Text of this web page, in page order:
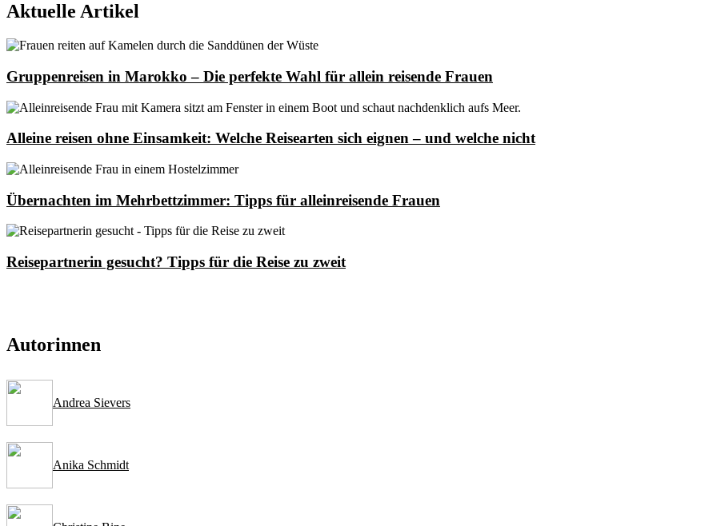
Aktuelle Artikel
Gruppenreisen in Marokko – Die perfekte Wahl für allein reisende Frauen
Alleine reisen ohne Einsamkeit: Welche Reisearten sich eignen – und welche nicht
Übernachten im Mehrbettzimmer: Tipps für alleinreisende Frauen
Reisepartnerin gesucht? Tipps für die Reise zu zweit
Autorinnen
Andrea Sievers
Anika Schmidt